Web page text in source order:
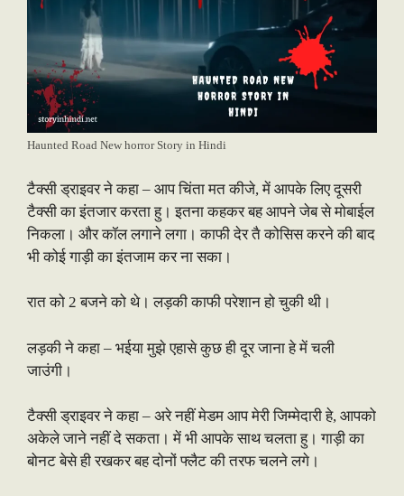
Haunted Road New horror Story in Hindi
टैक्सी ड्राइवर ने कहा – आप चिंता मत कीजे, में आपके लिए दूसरी
टैक्सी का इंतजार करता हु। इतना कहकर बह आपने जेब से मोबाईल
निकला। और कॉल लगाने लगा। काफी देर तै कोसिस करने की बाद
भी कोई गाड़ी का इंतजाम कर ना सका।
रात को 2 बजने को थे। लड़की काफी परेशान हो चुकी थी।
लड़की ने कहा – भईया मुझे एहासे कुछ ही दूर जाना हे में चली
जाउंगी।
टैक्सी ड्राइवर ने कहा – अरे नहीं मेडम आप मेरी जिम्मेदारी हे, आपको
अकेले जाने नहीं दे सकता। में भी आपके साथ चलता हु। गाड़ी का
बोनट बेसे ही रखकर बह दोनों फ्लैट की तरफ चलने लगे।